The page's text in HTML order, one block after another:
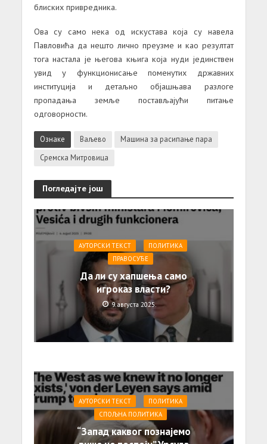
блиских привредника.
Ова су само нека од искустава која су навела
Павловића да нешто лично преузме и као резултат
тога настала је његова књига која нуди јединствен
увид у функционисање поменутих државних
институција и детаљно објашњава разлоге
пропадања земље постављајући питање
одговорности.
Ознаке Ваљево
Машина за расипање пара
Сремска Митровица
Погледајте још
АУТОРСКИ ТЕКСТ
ПОЛИТИКА
ПРАВОСУЂЕ
Да ли су хапшења само
игроказ власти?
9. августа 2025.
АУТОРСКИ ТЕКСТ
ПОЛИТИКА
СПОЉНА ПОЛИТИКА
“Запад каквог познајемо